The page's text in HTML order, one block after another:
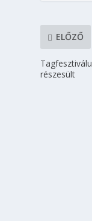
ELŐZŐ
részesült